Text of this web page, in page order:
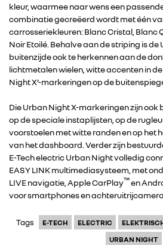
RENAULT GROUP
DACIA
ALPINE
kleur, waarmee naar wens een
combinatie gecreëerd wordt met één
carrosseriekleuren: Blanc Cristal, Blanc
Noir Etoilé. Behalve aan de striping is
buitenzijde ook te herkennen aan de
lichtmetalen wielen, witte accenten in
Night X’-markeringen op de
Die Urban Night X-markeringen zijn ook
op de speciale instaplijsten, op de
voorstoelen met witte randen en op het
van het dashboard. Verder zijn
E-Tech electric Urban Night volledig
EASY LINK multimediasysteem, met
LIVE navigatie, Apple CarPlay™en
voor smartphones en
Tags E-TECH ELECTRIC
URBAN NIGHT